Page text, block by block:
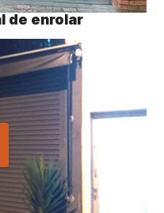
de enrolar